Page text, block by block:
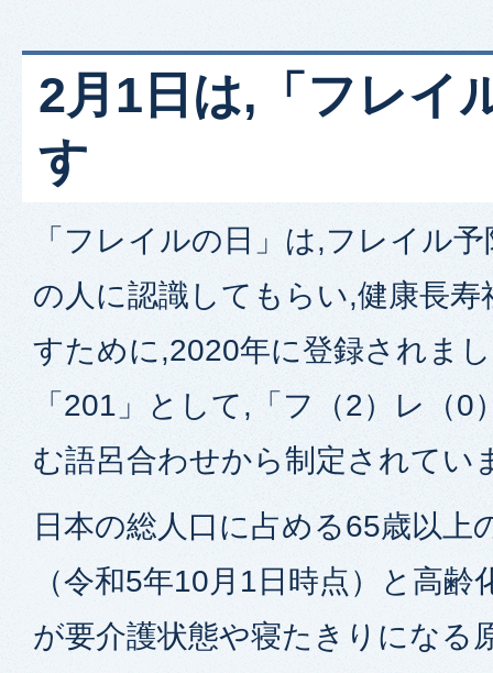
2月1日は,「フレイ
す
「フレイルの日」は,フレイル
の人に認識してもらい,健康長寿
すために,2020年に登録されま
「201」として,「フ（2）レ（0
む語呂合わせから制定されてい
日本の総人口に占める65歳以上
（令和5年10月1日時点）と高齢
が要介護状態や寝たきりになる